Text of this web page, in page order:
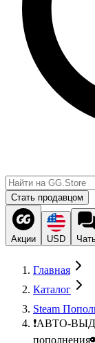
Стать продавцом
Акции USD
Главная
Каталог
Steam
❗АВТО-